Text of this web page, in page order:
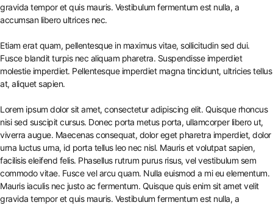
gravida tempor et quis mauris. Vestibulum fermentum est nulla, a
accumsan libero ultrices nec.
Etiam erat quam, pellentesque in maximus vitae, sollicitudin sed dui.
Fusce blandit turpis nec aliquam pharetra. Suspendisse imperdiet
molestie imperdiet. Pellentesque imperdiet magna tincidunt, ultricies tellus
at, aliquet sapien.
Lorem ipsum dolor sit amet, consectetur adipiscing elit. Quisque rhoncus
nisi sed suscipit cursus. Donec porta metus porta, ullamcorper libero ut,
viverra augue. Maecenas consequat, dolor eget pharetra imperdiet, dolor
urna luctus urna, id porta tellus leo nec nisl. Mauris et volutpat sapien,
facilisis eleifend felis. Phasellus rutrum purus risus, vel vestibulum sem
commodo vitae. Fusce vel arcu quam. Nulla euismod a mi eu elementum.
Mauris iaculis nec justo ac fermentum. Quisque quis enim sit amet velit
gravida tempor et quis mauris. Vestibulum fermentum est nulla, a